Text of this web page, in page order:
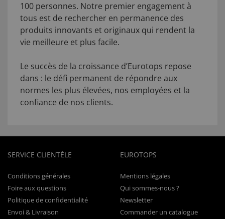
100 personnes. Notre premier engagement à
tous est de rechercher en permanence des
produits innovants et originaux qui rendent la
vie meilleure et plus facile.
Le succès de la croissance d’Eurotops repose
dans : le défi permanent de répondre aux
normes les plus élevées, nos employées et la
confiance de nos clients.
SERVICE CLIENTÈLE
Conditions générales
Foire aux questions
Politique de confidentialité
Envoi & Livraison
EUROTOPS
Mentions légales
Qui sommes-nous ?
Newsletter
Commander un catalogue